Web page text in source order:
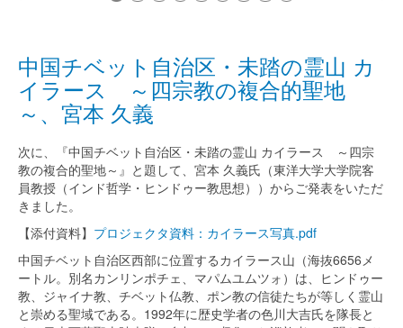
中国チベット自治区・未踏の霊山 カ
イラース ～四宗教の複合的聖地
～、宮本 久義
次に、『中国チベット自治区・未踏の霊山 カイラース ～四宗
教の複合的聖地～』と題して、宮本 久義氏（東洋大学大学院客
員教授（インド哲学・ヒンドゥー教思想））からご発表をいただ
きました。
【添付資料】 プロジェクタ資料：カイラース写真.pdf
中国チベット自治区西部に位置するカイラース山（海抜6656メ
ートル。別名カンリンポチェ、マパムユムツォ）は、ヒンドゥー
教、ジャイナ教、チベット仏教、ポン教の信徒たちが等しく霊山
と崇める聖域である。1992年に歴史学者の色川大吉氏を隊長と